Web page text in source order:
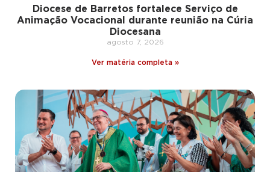
Diocese de Barretos fortalece Serviço de
Animação Vocacional durante reunião na Cúria
Diocesana
agosto 7, 2026
Ver matéria completa »